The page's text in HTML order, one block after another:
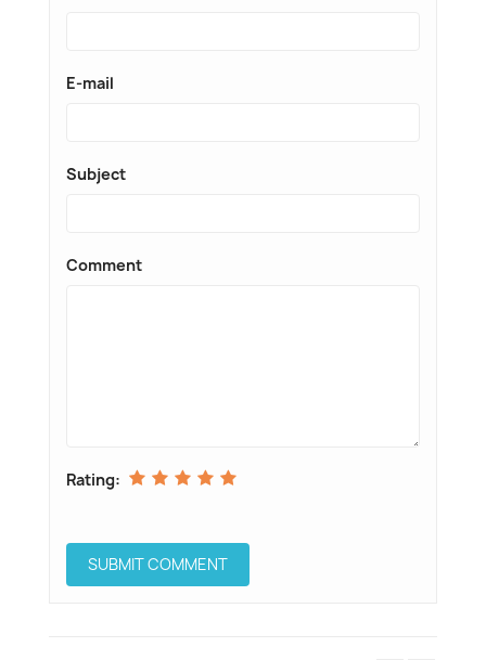
E-mail
Subject
Comment
Rating: